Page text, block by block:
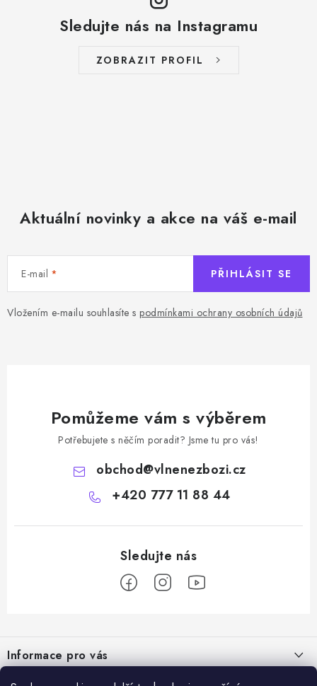
Sledujte nás na Instagramu
ZOBRAZIT PROFIL
Aktuální novinky a akce na váš e-mail
E-mail
Vložením e-mailu souhlasíte s podmínkami ochrany osobních údajů
PŘIHLÁSIT SE
Pomůžeme vám s výběrem
Potřebujete s něčím poradit? Jsme tu pro vás!
obchod@vlnenezbozi.cz
+420 777 11 88 44
pInformace pro vás
Doprava a platba